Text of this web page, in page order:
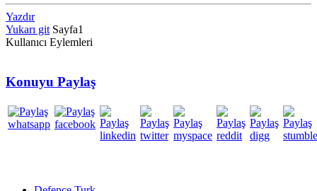
Yazdır
Yukarı git Sayfa1
Kullanıcı Eylemleri
Konuyu Paylaş